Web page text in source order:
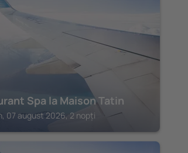
Spa la Maison Tatin
07 august 2026, 2 nopți